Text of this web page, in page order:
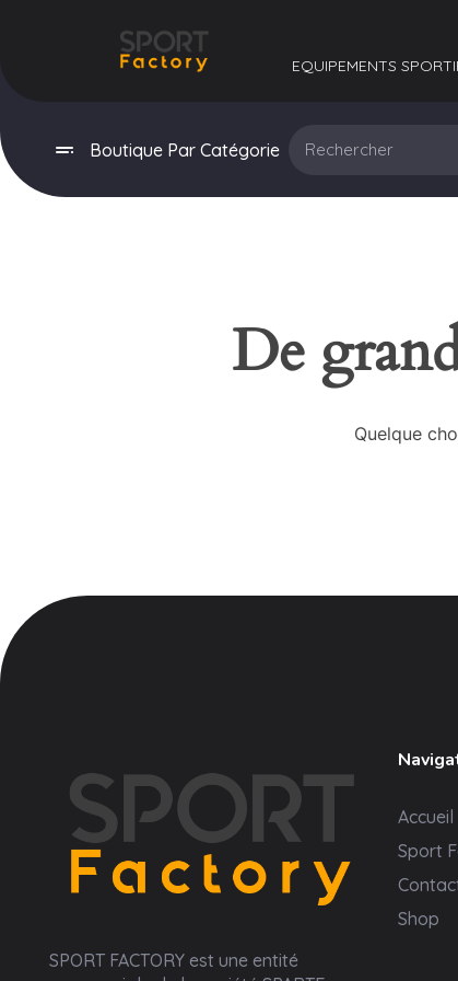
EQUIPEMENTS
Boutique Par Catégorie
De
Quelque
SPORT FACTORY est une entité
Accueil
Sport
Shop